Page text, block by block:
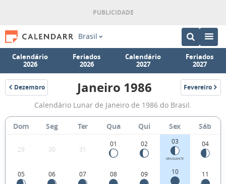
Brasil
Calendário
2026
Feriados
2026
Calendário
2027
Feriados
2027
Dezembro
1985
Fases
da
Lua
de
Janeiro
1986
Janeiro 1986 Fevereiro
1986
Calendário Lunar de Janeiro de 1986 do Brasil.
Dom Seg Ter Qua Qui Sex Sáb
29 30 31
01 02 03
MINGUANTE
04
05 06 07 08 09 10 11